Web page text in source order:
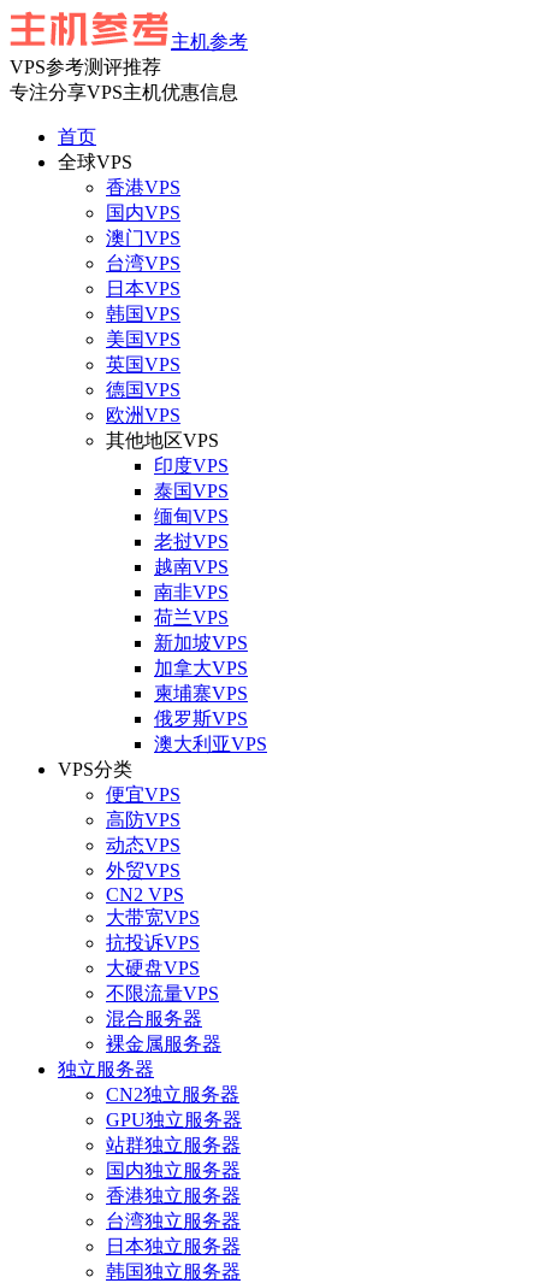
主机参考
VPS参考测评推荐
专注分享VPS主机优惠信息
首页
全球VPS
香港VPS
国内VPS
澳门VPS
台湾VPS
日本VPS
韩国VPS
美国VPS
英国VPS
德国VPS
欧洲VPS
其他地区VPS
印度VPS
泰国VPS
缅甸VPS
老挝VPS
越南VPS
南非VPS
荷兰VPS
新加坡VPS
加拿大VPS
柬埔寨VPS
俄罗斯VPS
澳大利亚VPS
VPS分类
便宜VPS
高防VPS
动态VPS
外贸VPS
CN2 VPS
大带宽VPS
抗投诉VPS
大硬盘VPS
不限流量VPS
混合服务器
裸金属服务器
独立服务器
CN2独立服务器
GPU独立服务器
站群独立服务器
国内独立服务器
香港独立服务器
台湾独立服务器
日本独立服务器
韩国独立服务器